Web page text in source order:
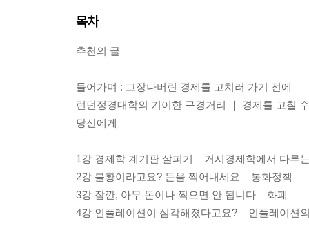
목차
추천의 글
들어가며 : 고장나버린 경제를 고치러 가기 전에
런던정경대학의 기이한 구경거리 ｜ 경제를 고칠
당신에게
1강 경제학 계기판 살피기 _ 거시경제학에서 다루
2강 불황이라고요? 돈을 찍어내세요 _ 통화정책
3강 잠깐, 아무 돈이나 찍으면 안 됩니다 _ 화폐
4강 인플레이션이 심각해졌다고요? _ 인플레이션